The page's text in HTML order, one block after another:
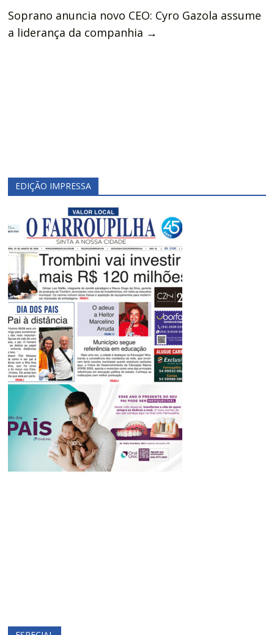
Soprano anuncia novo CEO: Cyro Gazola assume
a liderança da companhia →
EDIÇÃO IMPRESSA